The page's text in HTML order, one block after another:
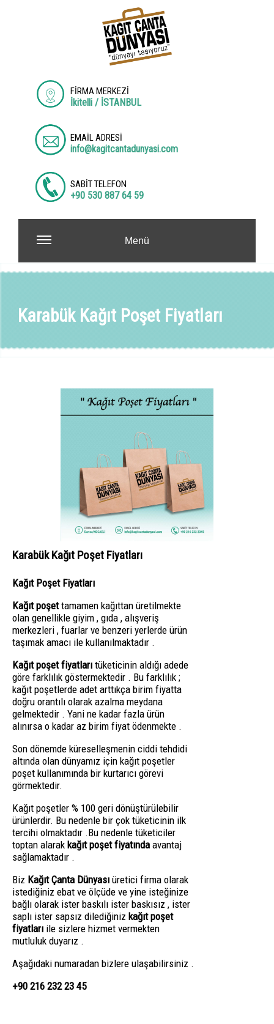
FİRMA MERKEZİ
İkitelli / İSTANBUL
EMAİL ADRESİ
info@kagitcantadunyasi.com
SABİT TELEFON
+90 530 887 64 59
Menü
Karabük Kağıt Poşet Fiyatları
Karabük Kağıt Poşet Fiyatları
Kağıt Poşet Fiyatları
Kağıt poşettamamen kağıttan üretilmekte
olan genellikle giyim , gıda , alışveriş
merkezleri , fuarlar ve benzeri yerlerde ürün
taşımak amacı ile kullanılmaktadır .
Kağıt poşet fiyatları tüketicinin aldığı adede
göre farklılık göstermektedir . Bu farklılık ;
kağıt poşetlerde adet arttıkça birim fiyatta
doğru orantılı olarak azalma meydana
gelmektedir . Yani ne kadar fazla ürün
alınırsa o kadar az birim fiyat ödenmekte .
Son dönemde küreselleşmenin ciddi tehdidi
altında olan dünyamız için kağıt poşetler
poşet kullanımında bir kurtarıcı görevi
görmektedir.
Kağıt poşetler % 100 geri dönüştürülebilir
ürünlerdir. Bu nedenle bir çok tüketicinin ilk
tercihi olmaktadır .Bu nedenle tüketiciler
toptan alarak kağıt poşet fiyatında avantaj
sağlamaktadır .
Biz Kağıt Çanta Dünyası üretici firma olarak
istediğiniz ebat ve ölçüde ve yine isteğinize
bağlı olarak ister baskılı ister baskısız , ister
saplı ister sapsız dilediğiniz kağıt poşet
fiyatları ile sizlere hizmet vermekten
mutluluk duyarız .
Aşağıdaki numaradan bizlere ulaşabilirsiniz .
+90 216 232 23 45